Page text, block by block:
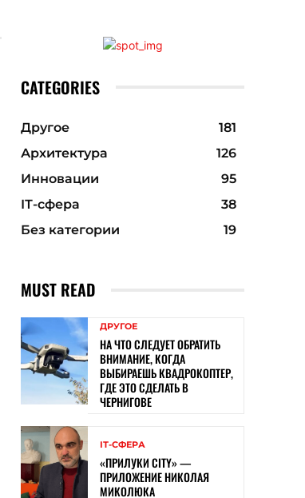
CATEGORIES
Другое
181
Архитектура
126
Инновации
95
ІТ-сфера
38
Без категории
19
MUST READ
ДРУГОЕ
НА ЧТО СЛЕДУЕТ ОБРАТИТЬ
ВНИМАНИЕ, КОГДА
ВЫБИРАЕШЬ КВАДРОКОПТЕР,
ГДЕ ЭТО СДЕЛАТЬ В
ЧЕРНИГОВЕ
ІТ-СФЕРА
«ПРИЛУКИ CITY» —
ПРИЛОЖЕНИЕ НИКОЛАЯ
МИКОЛЮКА